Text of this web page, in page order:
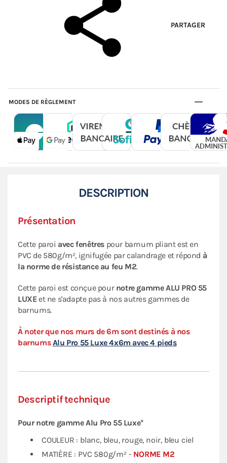
PARTAGER
MODES DE RÈGLEMENT
DESCRIPTION
Présentation
Cette paroi avec fenêtres pour barnum pliant est en
PVC de 580g/m², ignifugée par calandrage et répond à
la norme de résistance au feu M2.
Cette paroi est conçue pour notre gammeALU PRO 55
LUXEet ne s'adapte pas à nos autres gammes de
barnums.
À noter que nos murs de 6m sont destinés à nos
barnumsAlu Pro 55 Luxe 4x6m avec 4 pieds
Descriptif technique
Pour notre gamme Alu Pro 55 Luxe*
COULEUR : blanc, bleu, rouge, noir, bleu ciel
MATIÈRE : PVC 580g/m² - NORME M2